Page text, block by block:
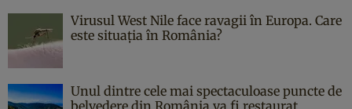
Virusul West Nile face ravagii în Europa. Care
este situația în România?
Unul dintre cele mai spectaculoase puncte de
belvedere din România va fi restaurat